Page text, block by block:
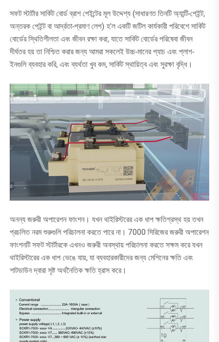
সফট স্টার্টার সার্কিট বোর্ড ব্রাশ পেইন্টের মূল উদ্দেশ্য (সাধারণত তিনটি অ্যান্টি-পেইন্ট,
অন্তরক পেইন্ট বা আর্দ্রতা-প্রমাণ লেপ) হ'ল একটি জটিল কার্যকারী পরিবেশে সার্কিট
বোর্ডের স্থিতিশীলতা এবং জীবন রক্ষা করা, যাতে সার্কিট বোর্ডের পরিষেবা জীবন
দীর্ঘতর হয় তা নিশ্চিত করার জন্য আমরা সকলেই উচ্চ-মানের প্যাচ এবং প্লাগ-
ইনগুলি ব্যবহার করি, এবং ব্যর্থতা খুব কম, সার্কিট স্থায়িত্ব এবং সুরক্ষা বৃদ্ধি।
অনন্য জরুরী অপারেশন ফাংশন। যখন থাইরিস্টরের এক ধাপ ক্ষতিগ্রস্থ হয় তখন
প্রচলিত নরম শুরুগুলি পরিচালনা করতে পারে না। 7000 সিরিজের জরুরী অপারেশন
ফাংশনটি সফট স্টার্টারকে এখনও জরুরী অবস্থায় পরিচালনা করতে সক্ষম করে যখন
থাইরিস্টারের এক ধাপ ভেঙে যায়, যা ব্যবহারকারীদের জন্য মেশিনের ক্ষতি এবং
শাটডাউন দ্বারা সৃষ্ট অর্থনৈতিক ক্ষতি হ্রাস করে।